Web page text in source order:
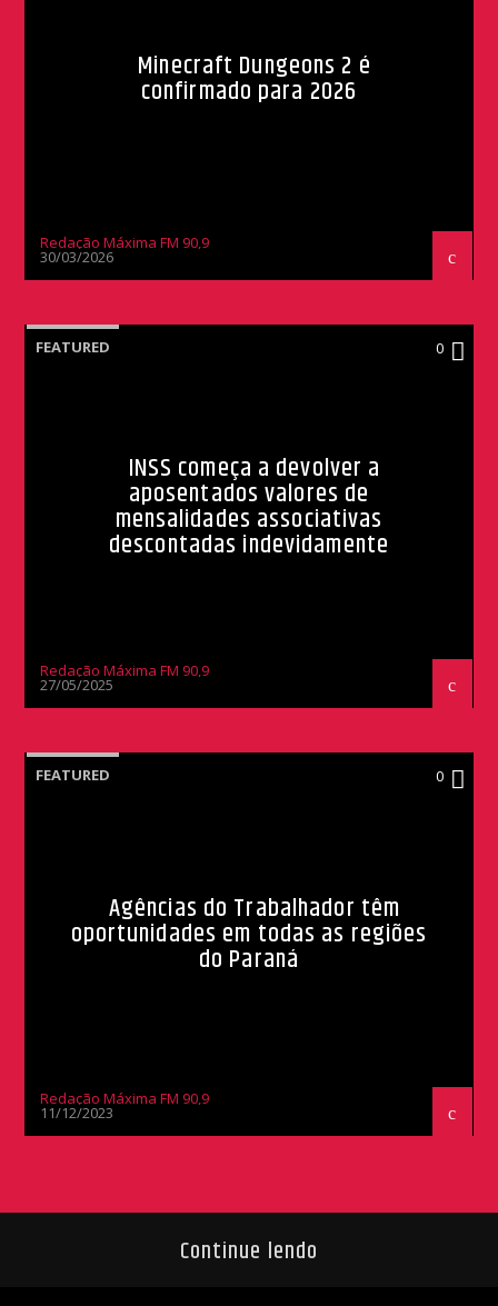
Minecraft Dungeons 2 é
confirmado para 2026
Redação Máxima FM 90,9
30/03/2026
FEATURED 0
INSS começa a devolver a
aposentados valores de
mensalidades associativas
descontadas indevidamente
Redação Máxima FM 90,9
27/05/2025
FEATURED 0
Agências do Trabalhador têm
oportunidades em todas as regiões
do Paraná
Redação Máxima FM 90,9
11/12/2023
Continue lendo